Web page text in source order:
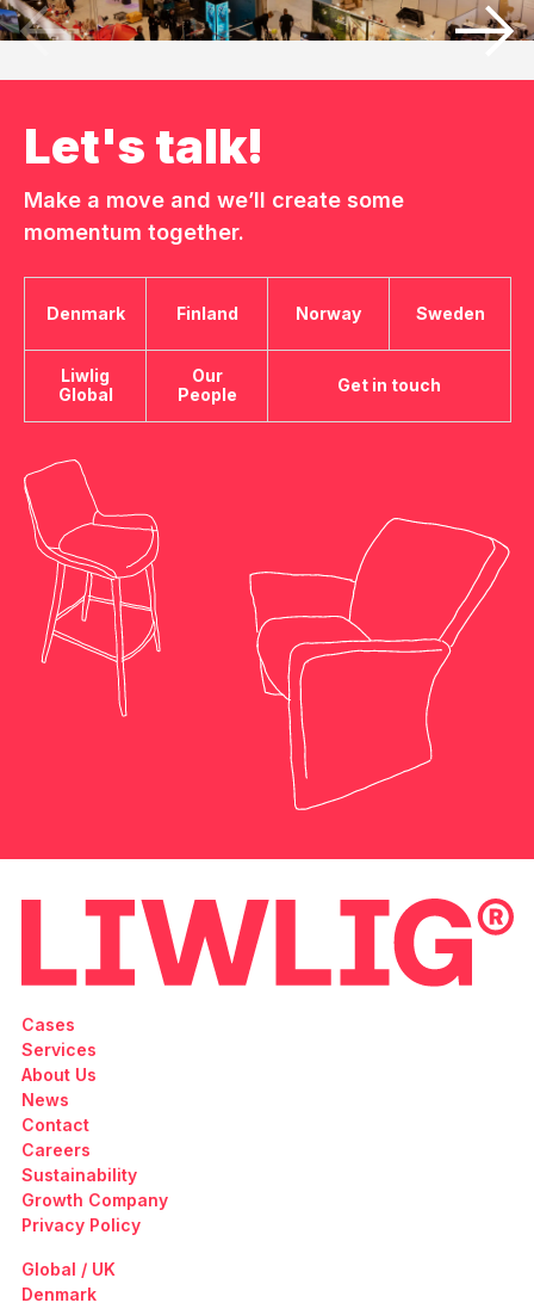
Let's talk!
Make a move and we’ll create some
momentum together.
Denmark Finland Norway Sweden
Liwlig
Global
Our
People
Get in touch
Cases
Services
About Us
News
Contact
Careers
Sustainability
Growth Company
Privacy Policy
Global / UK
Denmark